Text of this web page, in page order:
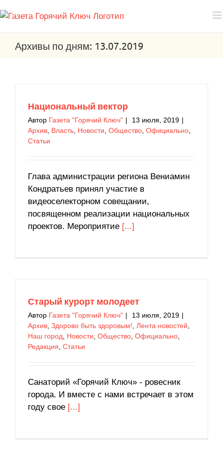
Архивы по дням: 13.07.2019
Национальный вектор
Автор Газета "Горячий Ключ" | 13 июля, 2019 |
Архив Власть Новости Общество Официально
Статьи
Глава администрации региона Вениамин
Кондратьев принял участие в
видеоселекторном совещании,
посвященном реализации национальных
проектов. Мероприятие [...]
Старый курорт молодеет
Автор Газета "Горячий Ключ" | 13 июля, 2019 |
Архив Здорово быть здоровым! Лента новостей
Наш город
Новости Общество Официально
Редакция Статьи
Санаторий «Горячий Ключ» - ровесник
города. И вместе с нами встречает в этом
году свое [...]